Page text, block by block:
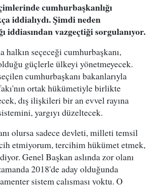
cumhurbaşkanlığı
iddialıydı. Şimdi neden
iddiasından vazgeçtiği sorgulanıyor.
halkın seçeceği cumhurbaşkanı,
güçlerle ülkeyi yönetmeyecek.
cumhurbaşkanı bakanlarıyla
ortak hükümetiyle birlikte
dış ilişkileri bir an evvel rayına
yargıyı düzeltecek.
olursa sadece devleti, milleti temsil
etmiyorum, tercihim hükümet etmek,
Genel Başkan aslında zor olanı
2018'de aday olduğunda
sistem çalışması yoktu. O